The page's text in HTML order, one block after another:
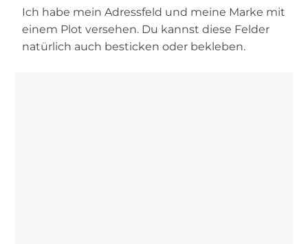
Ich habe mein Adressfeld und meine Marke mit
einem Plot versehen. Du kannst diese Felder
natürlich auch besticken oder bekleben.